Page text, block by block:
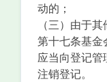
动的；
（三）由
第十七条
应当向登记
注销登记。